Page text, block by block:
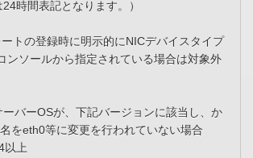
表記となります。）
の登録時に明示的にNICデバイスタイプ
ンソールから指定されている場合は対象外
バーOSが、下記バージョンに該当し、か
をeth0等に変更を行われていない場合
以上